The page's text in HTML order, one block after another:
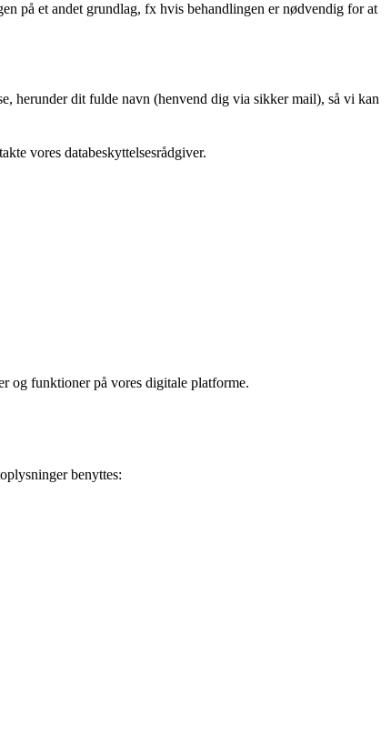
på et andet grundlag, fx hvis behandlingen er nødvendig for at
herunder dit fulde navn (henvend dig via sikker mail), så vi kan
vores databeskyttelsesrådgiver.
og funktioner på vores digitale platforme.
benyttes: